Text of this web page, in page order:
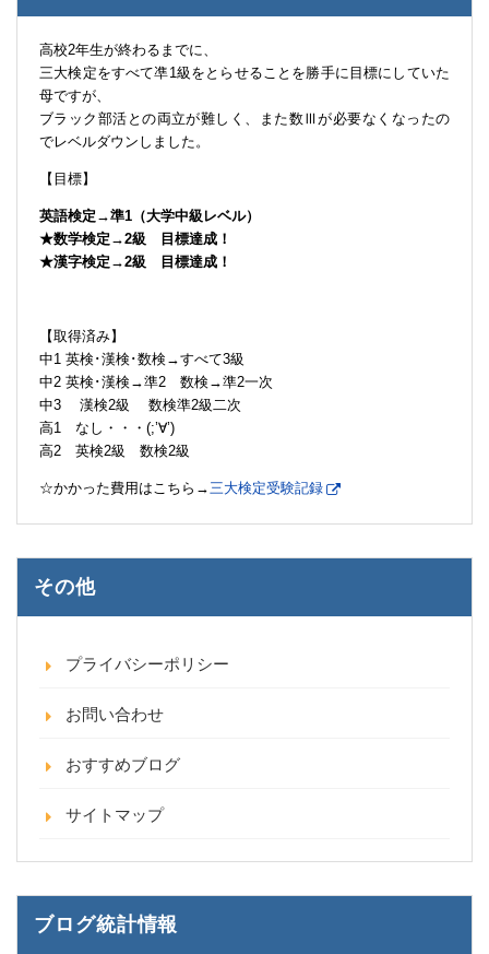
高校2年生が終わるまでに、
三大検定をすべて凖1級をとらせることを勝手に目標にしていた
母ですが、
ブラック部活との両立が難しく、また数Ⅲが必要なくなったの
でレベルダウンしました。
【目標】
英語検定→準1（大学中級レベル）
★数学検定→2級 目標達成！
★漢字検定→2級 目標達成！
【取得済み】
中1 英検･漢検･数検→すべて3級
中2 英検･漢検→準2 数検→準2一次
中3 漢検2級 数検準2級二次
高1 なし・・・(;’∀’)
高2 英検2級 数検2級
☆かかった費用はこちら→三大検定受験記録
その他
プライバシーポリシー
お問い合わせ
おすすめブログ
サイトマップ
ブログ統計情報